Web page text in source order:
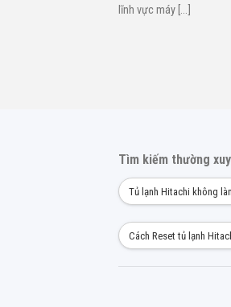
lĩnh vực máy [...]
Tìm kiếm thường
Tủ lạnh Hitachi không
Cách Reset tủ lạnh